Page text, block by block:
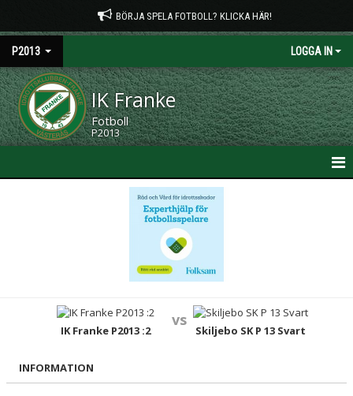
BÖRJA SPELA FOTBOLL? KLICKA HÄR!
P2013 LOGGA IN
IK Franke
Fotboll
P2013
BILDGALLERI
IK Franke P2013 :2
vs
Skiljebo SK P 13 Svart
INFORMATION